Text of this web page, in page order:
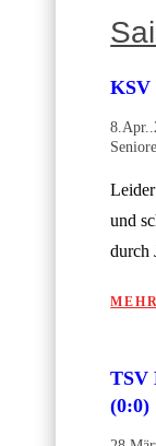
KSV
und
durch
TSV
(0:0)